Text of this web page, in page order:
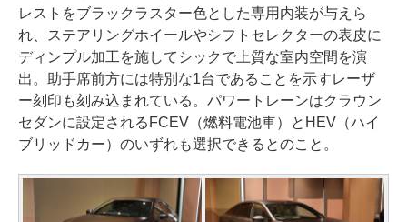
レストをブラックラスター色とした専用内装が与えら
れ、ステアリングホイールやシフトセレクターの表皮に
ディンプル加工を施してシックで上質な室内空間を演
出。助手席前方には特別な1台であることを示すレーザ
ー刻印も刻み込まれている。パワートレーンはクラウン
セダンに設定されるFCEV（燃料電池車）とHEV（ハイ
ブリッドカー）のいずれも選択できるとのこと。